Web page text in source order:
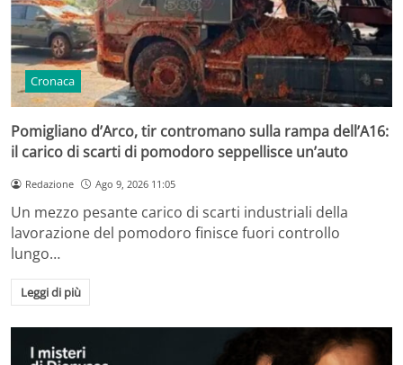
Cronaca
Pomigliano d’Arco, tir contromano sulla rampa dell’A16:
il carico di scarti di pomodoro seppellisce un’auto
Redazione Ago 9, 2026 11:05
Un mezzo pesante carico di scarti industriali della
lavorazione del pomodoro finisce fuori controllo
lungo…
Leggi di più